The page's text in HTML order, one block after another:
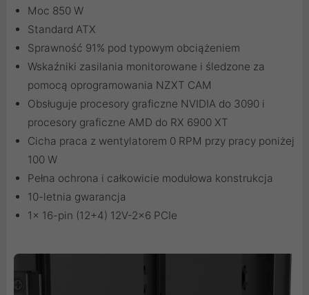
Moc 850 W
Standard ATX
Sprawność 91% pod typowym obciążeniem
Wskaźniki zasilania monitorowane i śledzone za
pomocą oprogramowania NZXT CAM
Obsługuje procesory graficzne NVIDIA do 3090 i
procesory graficzne AMD do RX 6900 XT
Cicha praca z wentylatorem 0 RPM przy pracy poniżej
100 W
Pełna ochrona i całkowicie modułowa konstrukcja
10-letnia gwarancja
1x 16-pin (12+4) 12V-2x6 PCIe